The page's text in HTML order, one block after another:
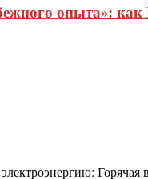
опыта»: как